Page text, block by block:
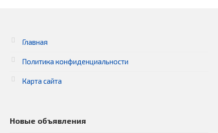
Главная
Политика конфиденциальности
Карта сайта
Новые объявления